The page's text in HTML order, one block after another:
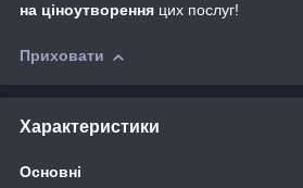
на ціноутворення цих послуг!
Приховати
Характеристики
Основні